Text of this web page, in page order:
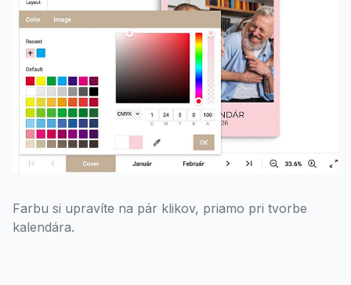
Farbu si upravíte na pár klikov, priamo pri tvorbe
kalendára.